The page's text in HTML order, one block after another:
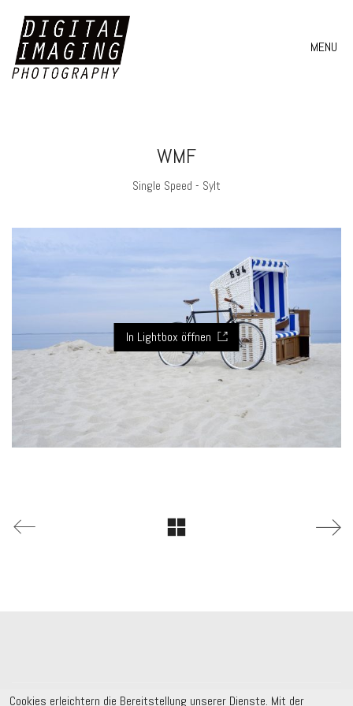
MENU
WMF
Single Speed - Sylt
In Lightbox öffnen
Cookies erleichtern die Bereitstellung unserer Dienste. Mit der